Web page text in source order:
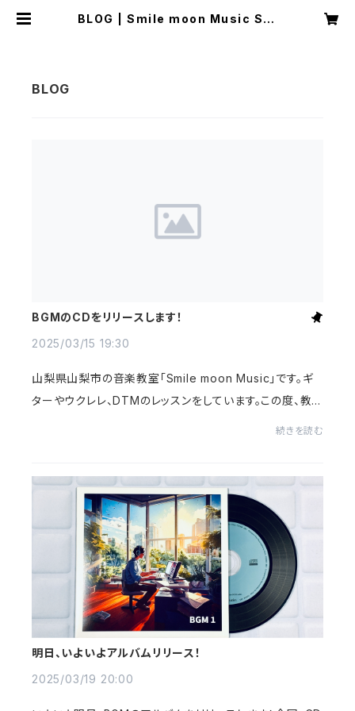
BLOG | Smile moon Music Sto
BGMのCDをリリースします！
2025/03/15 19:30
山梨県山梨市の音楽教室「Smile moon Music」です。ギ
ターやウクレレ、DTMのレッスンをしています。この度、教
続きを読む
明日、いよいよアルバムリリース！
2025/03/19 20:00